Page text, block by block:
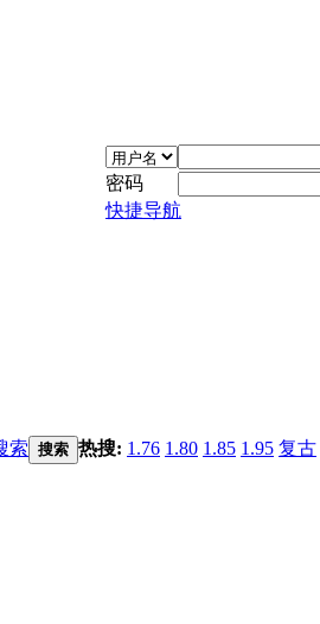
密码
快捷导航
索 搜索 热搜: 1.76 1.80 1.85 1.95 复古